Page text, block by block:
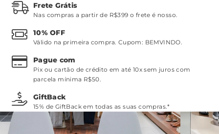
Frete Grátis
Nas compras a partir de R$399 o frete é nosso.
10% OFF
Válido na primeira compra. Cupom: BEMVINDO.
Pague com
Pix ou cartão de crédito em até 10x sem juros com
parcela mínima R$50.
GiftBack
15% de GiftBack em todas as suas compras.*